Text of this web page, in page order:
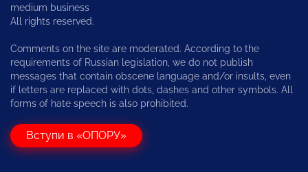
medium business
All rights reserved.
Comments on the site are moderated. According to the
requirements of Russian legislation, we do not publish
messages that contain obscene language and/or insults, even
if letters are replaced with dots, dashes and other symbols. All
forms of hate speech is also prohibited.
Вступи в «ОПОРУ»